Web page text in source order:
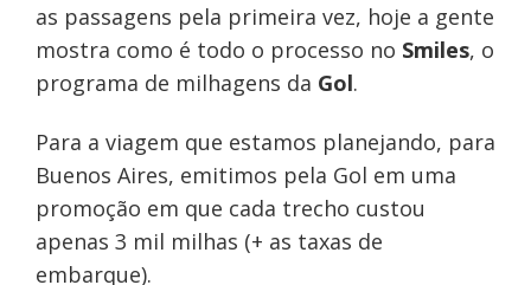
as passagens pela primeira vez, hoje a gente
mostra como é todo o processo no Smiles, o
programa de milhagens da Gol.
Para a viagem que estamos planejando, para
Buenos Aires, emitimos pela Gol em uma
promoção em que cada trecho custou
apenas 3 mil milhas (+ as taxas de
embarque).